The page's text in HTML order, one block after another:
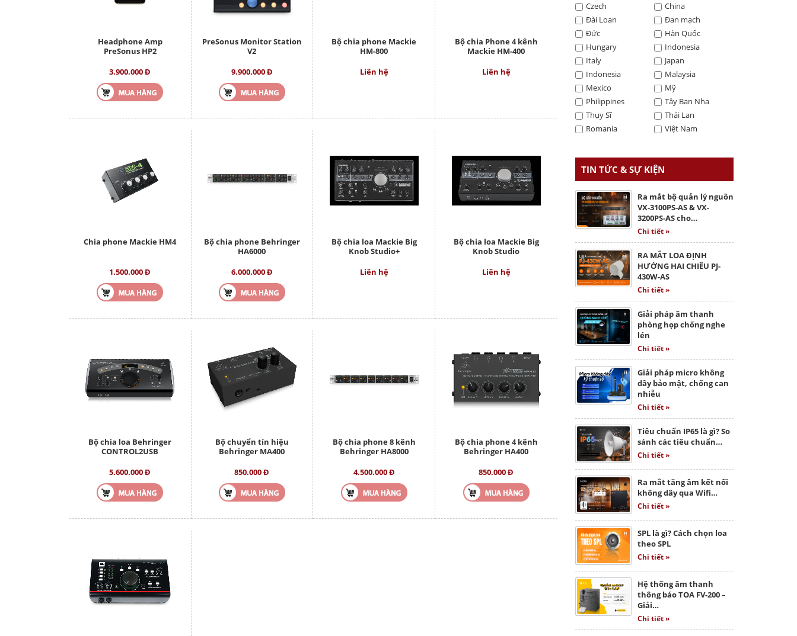
Headphone Amp
PreSonus HP2
3.900.000 Đ
PreSonus Monitor Station
V2
9.900.000 Đ
Bộ chia phone Mackie
HM-800
Liên hệ
Bộ chia Phone 4 kênh
Mackie HM-400
Liên hệ
Chia phone Mackie HM4
1.500.000 Đ
Bộ chia phone Behringer
HA6000
6.000.000 Đ
Bộ chia loa Mackie Big
Knob Studio+
Liên hệ
Bộ chia loa Mackie Big
Knob Studio
Liên hệ
Bộ chia loa Behringer
CONTROL2USB
5.600.000 Đ
Bộ chuyển tín hiệu
Behringer MA400
850.000 Đ
Bộ chia phone 8 kênh
Behringer HA8000
4.500.000 Đ
Bộ chia phone 4 kênh
Behringer HA400
850.000 Đ
Czech
China
Đài Loan
Đan mạch
Đức
Hàn Quốc
Hungary
Indonesia
Italy
Japan
Indonesia
Malaysia
Mexico
Mỹ
Philippines
Tây Ban Nha
Thụy Sĩ
Thái Lan
Romania
Việt Nam
TIN TỨC & SỰ KIỆN
Ra mắt bộ quản lý nguồn
VX-3100PS-AS & VX-
3200PS-AS cho…
Chi tiết »
RA MẮT LOA ĐỊNH
HƯỚNG HAI CHIỀU PJ-
430W-AS
Chi tiết »
Giải pháp âm thanh
phòng họp chống nghe
lén
Chi tiết »
Giải pháp micro không
dây bảo mật, chống can
nhiễu
Chi tiết »
Tiêu chuẩn IP65 là gì? So
sánh các tiêu chuẩn…
Chi tiết »
Ra mắt tăng âm kết nối
không dây qua Wifi…
Chi tiết »
SPL là gì? Cách chọn loa
theo SPL
Chi tiết »
Hệ thống âm thanh
thông báo TOA FV-200 –
Giải…
Chi tiết »